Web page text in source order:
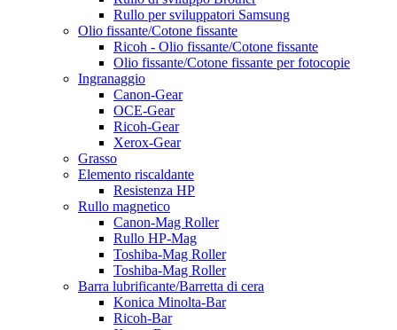
Rullo per sviluppatori Samsung
Olio fissante/Cotone fissante
Ricoh - Olio fissante/Cotone fissante
Olio fissante/Cotone fissante per fotocopie
Ingranaggio
Canon-Gear
OCE-Gear
Ricoh-Gear
Xerox-Gear
Grasso
Elemento riscaldante
Resistenza HP
Rullo magnetico
Canon-Mag Roller
Rullo HP-Mag
Toshiba-Mag Roller
Toshiba-Mag Roller
Barra lubrificante/Barretta di cera
Konica Minolta-Bar
Ricoh-Bar